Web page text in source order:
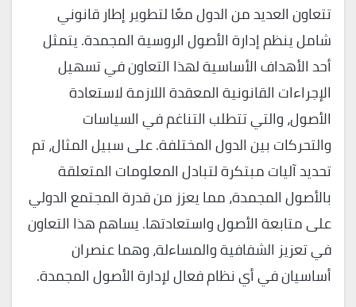
تتعاون العديد من الدول معًا لتطوير إطار قانوني
شامل ينظم إدارة الأصول الروسية المجمدة. يتمثل
أحد الأهداف الأساسية لهذا التعاون في تسهيل
الإجراءات القانونية المعقدة اللازمة لاستعادة
الأصول، والتي تتطلب التناغم في السياسات
والتحركات بين الدول المختلفة. على سبيل المثال، تم
تحديد آليات مبتكرة لتبادل المعلومات المتعلقة
بالأصول المجمدة، مما يعزز من قدرة المجتمع الدولي
على متابعة الأصول واستعادتها. يساهم هذا التعاون
في تعزيز الشفافية والمساءلة، وهما عنصران
أساسيان في أي نظام فعال لإدارة الأصول المجمدة.